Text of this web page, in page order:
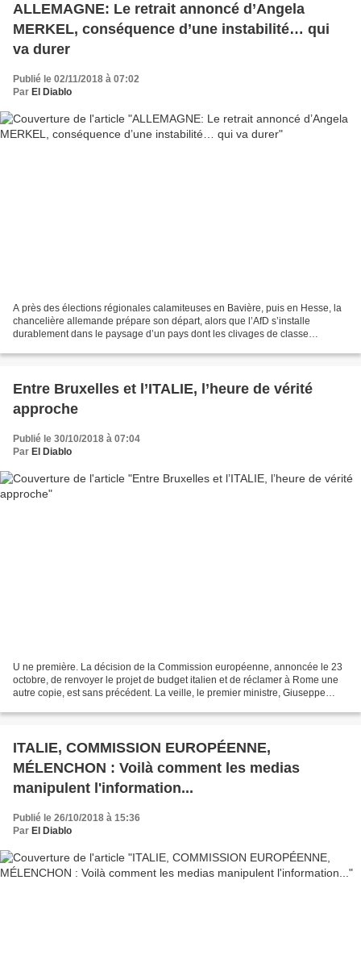
ALLEMAGNE: Le retrait annoncé d’Angela
MERKEL, conséquence d’une instabilité… qui
va durer
Publié le 02/11/2018 à 07:02
Par El Diablo
A près des élections régionales calamiteuses en Bavière, puis en Hesse, la
chancelière allemande prépare son départ, alors que l’AfD s’installe
durablement dans le paysage d’un pays dont les clivages de classe
Entre Bruxelles et l’ITALIE, l’heure de vérité
approche
Publié le 30/10/2018 à 07:04
Par El Diablo
U ne première. La décision de la Commission européenne, annoncée le 23
octobre, de renvoyer le projet de budget italien et de réclamer à Rome une
autre copie, est sans précédent. La veille, le premier ministre, Giuseppe
ITALIE, COMMISSION EUROPÉENNE,
MÉLENCHON : Voilà comment les medias
manipulent l'information...
Publié le 26/10/2018 à 15:36
Par El Diablo